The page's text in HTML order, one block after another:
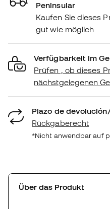
Peninsular
Kaufen Sie dieses
gut wie möglich
Verfügbarkeit im
Prüfen , ob dieses
nächstgelegenen
Plazo de
Rückgaberecht
*Nicht anwendbar auf
Über das Produkt